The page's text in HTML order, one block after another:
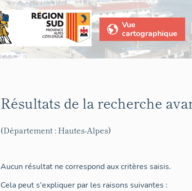
Vue
cartographique
Résultats de la recherche
(Département : Hautes-Alpes)
Aucun résultat ne correspond aux critères saisis.
Cela peut s'expliquer par les raisons suivantes :